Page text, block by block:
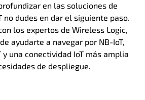
en las soluciones de
no dudes en dar el siguiente paso.
los expertos de Wireless Logic,
ayudarte a navegar por NB-IoT,
y una conectividad IoT más amplia
de despliegue.